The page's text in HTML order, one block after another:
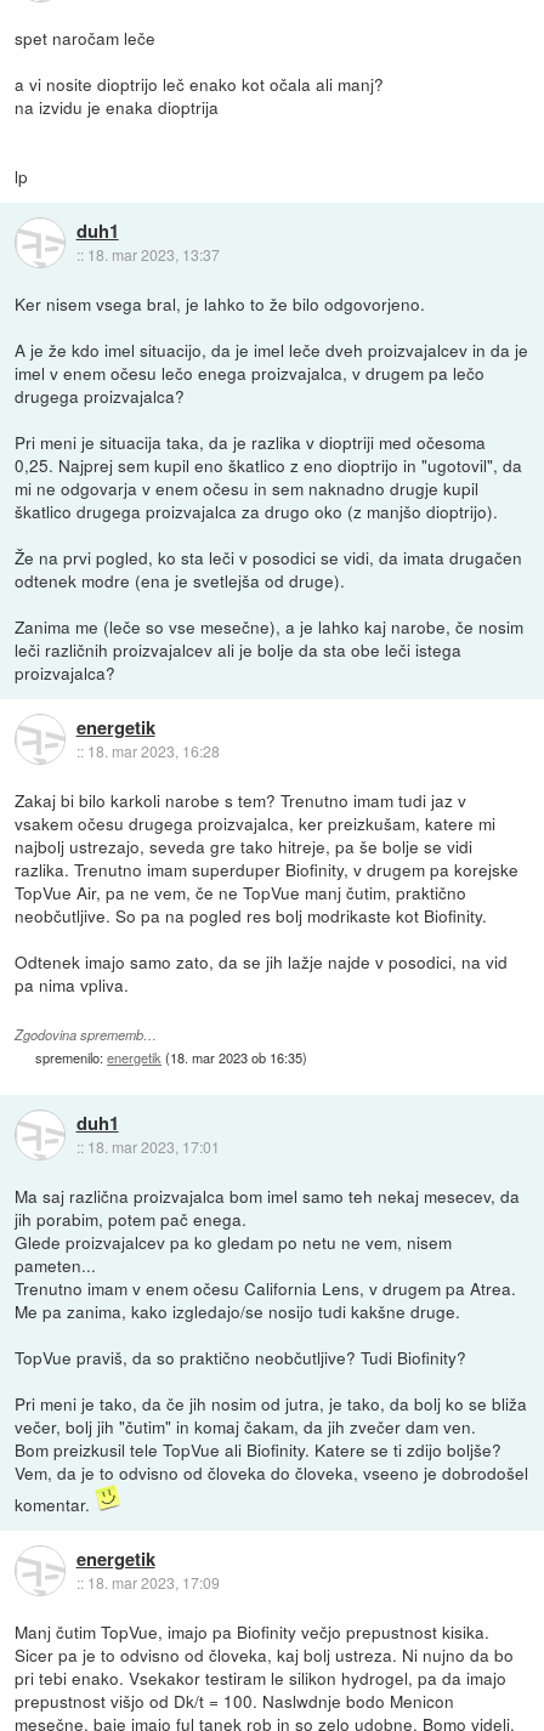
spet naročam leče
a vi nosite dioptrijo leč enako kot očala ali manj?
na izvidu je enaka dioptrija
lp
duh1
:: 18. mar 2023, 13:37
Ker nisem vsega bral, je lahko to že bilo odgovorjeno.
A je že kdo imel situacijo, da je imel leče dveh proizvajalcev in da je
imel v enem očesu lečo enega proizvajalca, v drugem pa lečo
drugega proizvajalca?
Pri meni je situacija taka, da je razlika v dioptriji med očesoma
0,25. Najprej sem kupil eno škatlico z eno dioptrijo in "ugotovil", da
mi ne odgovarja v enem očesu in sem naknadno drugje kupil
škatlico drugega proizvajalca za drugo oko (z manjšo dioptrijo).
Že na prvi pogled, ko sta leči v posodici se vidi, da imata drugačen
odtenek modre (ena je svetlejša od druge).
Zanima me (leče so vse mesečne), a je lahko kaj narobe, če nosim
leči različnih proizvajalcev ali je bolje da sta obe leči istega
proizvajalca?
energetik
:: 18. mar 2023, 16:28
Zakaj bi bilo karkoli narobe s tem? Trenutno imam tudi jaz v
vsakem očesu drugega proizvajalca, ker preizkušam, katere mi
najbolj ustrezajo, seveda gre tako hitreje, pa še bolje se vidi
razlika. Trenutno imam superduper Biofinity, v drugem pa korejske
TopVue Air, pa ne vem, če ne TopVue manj čutim, praktično
neobčutljive. So pa na pogled res bolj modrikaste kot Biofinity.
Odtenek imajo samo zato, da se jih lažje najde v posodici, na vid
pa nima vpliva.
Zgodovina sprememb…
spremenilo:energetik (18. mar 2023 ob 16:35)
duh1
:: 18. mar 2023, 17:01
Ma saj različna proizvajalca bom imel samo teh nekaj mesecev, da
jih porabim, potem pač enega.
Glede proizvajalcev pa ko gledam po netu ne vem, nisem
pameten...
Trenutno imam v enem očesu California Lens, v drugem pa Atrea.
Me pa zanima, kako izgledajo/se nosijo tudi kakšne druge.
TopVue praviš, da so praktično neobčutljive? Tudi Biofinity?
Pri meni je tako, da če jih nosim od jutra, je tako, da bolj ko se bliža
večer, bolj jih "čutim" in komaj čakam, da jih zvečer dam ven.
Bom preizkusil tele TopVue ali Biofinity. Katere se ti zdijo boljše?
Vem, da je to odvisno od človeka do človeka, vseeno je dobrodošel
komentar.
energetik
:: 18. mar 2023, 17:09
Manj čutim TopVue, imajo pa Biofinity večjo prepustnost kisika.
Sicer pa je to odvisno od človeka, kaj bolj ustreza. Ni nujno da bo
pri tebi enako. Vsekakor testiram le silikon hydrogel, pa da imajo
prepustnost višjo od Dk/t = 100. Naslwdnje bodo Menicon
mesečne, baje imajo ful tanek rob in so zelo udobne. Bomo videli.